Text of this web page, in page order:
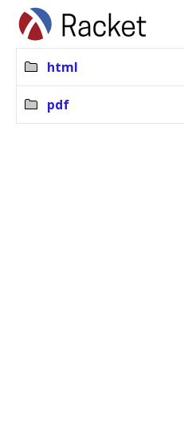
html
pdf